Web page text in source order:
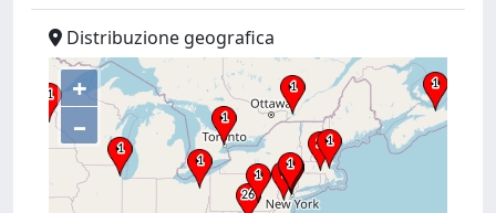
Distribuzione geografica
+
–